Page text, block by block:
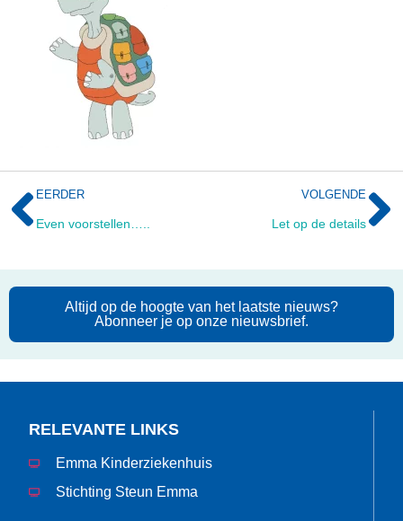
EERDER
Even voorstellen…..
VOLGENDE
Let op de details
Altijd op de hoogte van het laatste nieuws?
Abonneer je op onze nieuwsbrief.
RELEVANTE LINKS
Emma Kinderziekenhuis
Stichting Steun Emma